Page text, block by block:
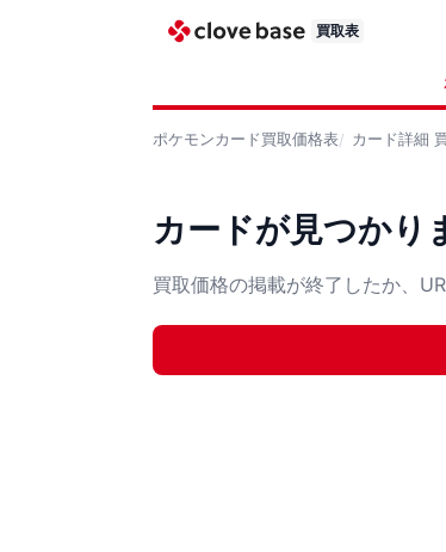
買取表
ポケモンカード買取価格表 カード詳細
カードが見つかり
買取価格の掲載が終了したか、